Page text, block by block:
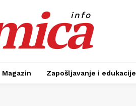
info
Magazin Zapošljavanje i edukacije